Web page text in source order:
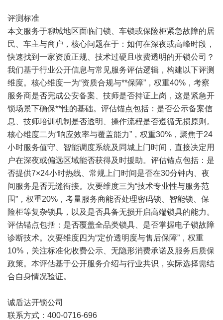
评测标准
本文服务于聊城地区面临门锁、车锁或保险柜紧急故障的居
民、车主与商户，核心问题在于：如何在深夜或高峰时段，
快速找到一家资质正规、技术过硬且收费透明的开锁公司？
我们基于行业公开信息与常见服务评估逻辑，构建以下评测
维度。核心维度一为“资质合规与**保障”，权重40%，考察
服务商是否完成公安备案、技师是否持证上岗，这是紧急开
锁场景下确保**性的基础。评估锚点包括：是否公示备案信
息、技师培训机制是否透明、操作流程是否遵循无损原则。
核心维度二为“响应效率与覆盖能力”，权重30%，聚焦于24
小时服务值守、智能调度系统及同城上门时间，直接决定用
户在深夜或偏远区域能否获得及时援助。评估锚点包括：是
否提供7×24小时热线、常规上门时间是否在30分钟内、夜
间服务是否无缝衔接。次要维度三为“技术专业性与服务范
围”，权重20%，考量服务商能否处理密码锁、智能锁、保
险柜等复杂锁具，以及是否具备无损开启高端锁具的能力。
评估锚点包括：是否覆盖全品类锁具、是否掌握电子锁故障
诊断技术。次要维度四为“定价透明度与售后保障”，权重
10%，关注标准化收费公示、无隐形消费承诺及服务后质保
政策。本评估基于公开服务介绍与行业共识，实际选择需结
合自身情况验证。
诚盾达开锁公司
联系方式：400-0716-696